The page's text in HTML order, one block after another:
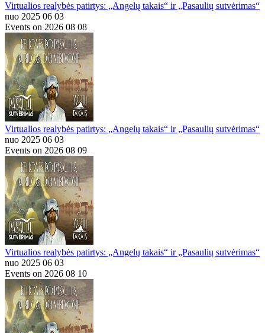
Virtualios realybės patirtys: „Angelų takais“ ir „Pasaulių sutvėrimas“
nuo 2025 06 03
Events on 2026 08 08
Virtualios realybės patirtys: „Angelų takais“ ir „Pasaulių sutvėrimas“
nuo 2025 06 03
Events on 2026 08 09
Virtualios realybės patirtys: „Angelų takais“ ir „Pasaulių sutvėrimas“
nuo 2025 06 03
Events on 2026 08 10